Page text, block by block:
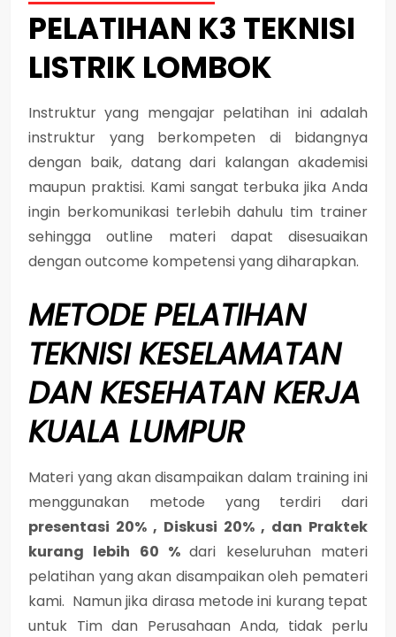
PELATIHAN K3 TEKNISI
LISTRIK LOMBOK
Instruktur yang mengajar pelatihan ini adalah
instruktur yang berkompeten di bidangnya
dengan baik, datang dari kalangan akademisi
maupun praktisi. Kami sangat terbuka jika Anda
ingin berkomunikasi terlebih dahulu tim trainer
sehingga outline materi dapat disesuaikan
dengan outcome kompetensi yang diharapkan.
METODEPELATIHAN
TEKNISI KESELAMATAN
DAN KESEHATAN KERJA
KUALA LUMPUR
Materi yang akan disampaikan dalam training ini
menggunakan metode yang terdiri dari
presentasi 20% , Diskusi 20% , dan Praktek
kurang lebih 60 %dari keseluruhan materi
pelatihan yang akan disampaikan oleh pemateri
kami. Namun jika dirasa metode ini kurang tepat
untuk Tim dan Perusahaan Anda, tidak perlu